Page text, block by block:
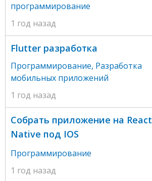
программирование
1 год назад
Flutter разработка
Программирование, Разработка
мобильных приложений
1 год назад
Собрать приложение на React
Native под IOS
Программирование
1 год назад